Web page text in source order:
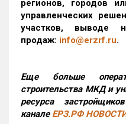
регионов, городов
управленческих
участков, выводе
продаж: info@erzrf.ru.
Еще больше
строительства МКД и
ресурса
канале ЕРЗ.РФ